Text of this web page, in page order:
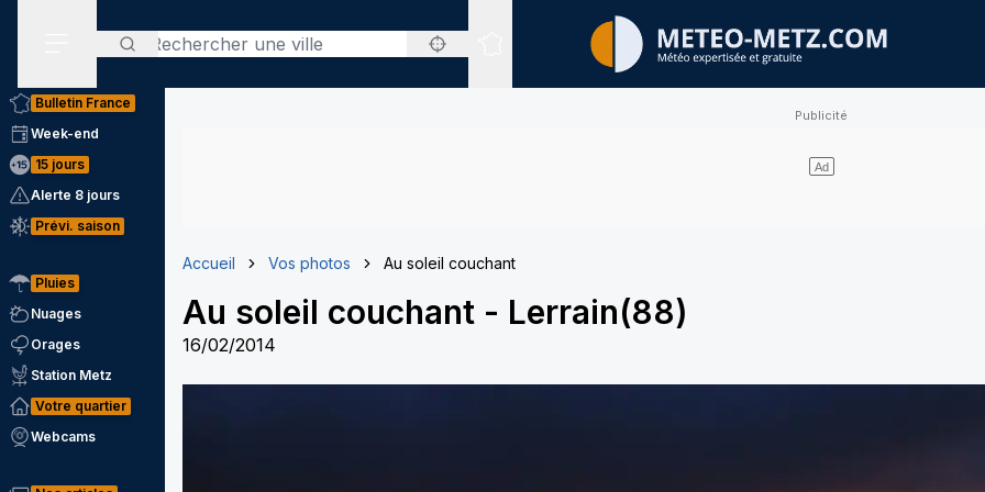
Rechercher
Sites expertisés
Bulletin France
Week-end
15 jours
Alerte 8 jours
Prévi. saison
Pluies
Nuages
Orages
Station Metz
Votre quartier
Webcams
Accueil Vos photos Au soleil couchant
Au soleil couchant - Lerrain(88)
16/02/2014